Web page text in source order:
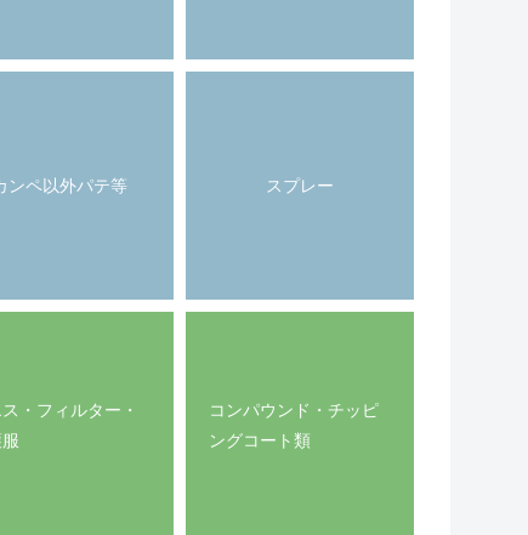
ンペ以外パテ等 スプレー
・フィルター・
コンパウンド・チッピ
ングコート類